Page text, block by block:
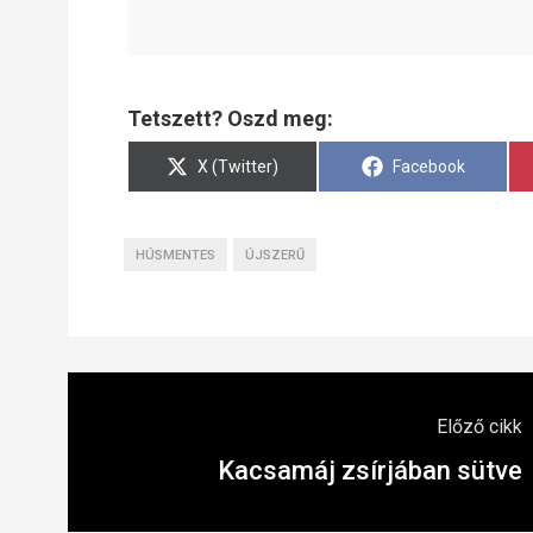
Tetszett? Oszd meg:
Share
X (Twitter)
Share
Facebook
HÚSMENTES ÚJSZERŰ
Előző cikk
Kacsamáj zsírjában sütve